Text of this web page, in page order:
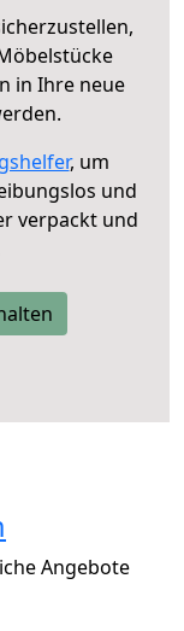
in Ihre neue
, um
und
verpackt und
Angebote